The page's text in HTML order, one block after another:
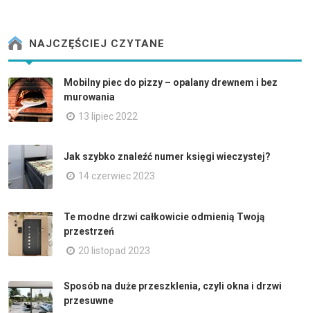
NAJCZĘŚCIEJ CZYTANE
Mobilny piec do pizzy – opalany drewnem i bez
murowania
13 lipiec 2022
Jak szybko znaleźć numer księgi wieczystej?
14 czerwiec 2023
Te modne drzwi całkowicie odmienią Twoją
przestrzeń
20 listopad 2023
Sposób na duże przeszklenia, czyli okna i drzwi
przesuwne